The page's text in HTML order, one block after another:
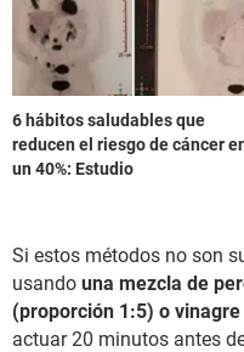
6 hábitos saludables que
reducen el riesgo de cáncer
un 40%: Estudio
Si estos métodos no son
usando una mezcla de
(proporción 1:5) o
actuar 20 minutos antes